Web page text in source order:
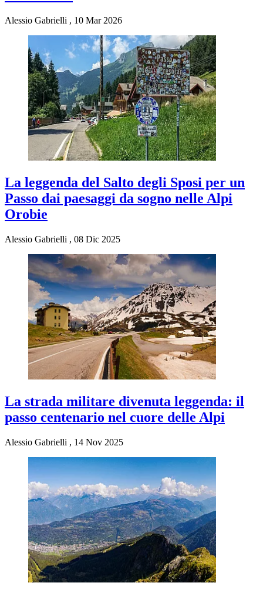
Alessio Gabrielli , 10 Mar 2026
La leggenda del Salto degli Sposi per un
Passo dai paesaggi da sogno nelle Alpi
Orobie
Alessio Gabrielli , 08 Dic 2025
La strada militare divenuta leggenda: il
passo centenario nel cuore delle Alpi
Alessio Gabrielli , 14 Nov 2025